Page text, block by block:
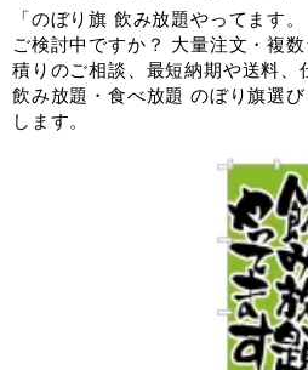
「のぼり旗 飲み放題やってます
ご検討中ですか？ 大量注文・複
積りのご相談、最短納期や送料、
飲み放題・食べ放題 のぼり旗選
します。